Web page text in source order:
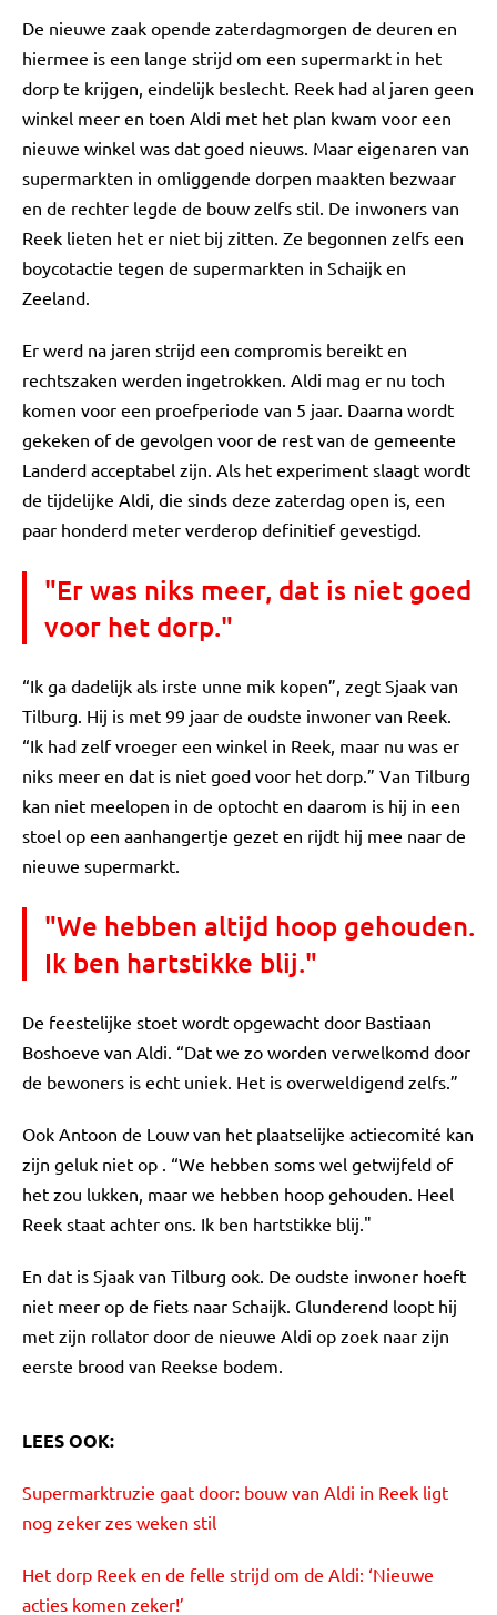
De nieuwe zaak opende zaterdagmorgen de deuren en
hiermee is een lange strijd om een supermarkt in het
dorp te krijgen, eindelijk beslecht. Reek had al jaren geen
winkel meer en toen Aldi met het plan kwam voor een
nieuwe winkel was dat goed nieuws. Maar eigenaren van
supermarkten in omliggende dorpen maakten bezwaar
en de rechter legde de bouw zelfs stil. De inwoners van
Reek lieten het er niet bij zitten. Ze begonnen zelfs een
boycotactie tegen de supermarkten in Schaijk en
Zeeland.
Er werd na jaren strijd een compromis bereikt en
rechtszaken werden ingetrokken. Aldi mag er nu toch
komen voor een proefperiode van 5 jaar. Daarna wordt
gekeken of de gevolgen voor de rest van de gemeente
Landerd acceptabel zijn. Als het experiment slaagt wordt
de tijdelijke Aldi, die sinds deze zaterdag open is, een
paar honderd meter verderop definitief gevestigd.
"Er was niks meer, dat is niet goed
voor het dorp."
“Ik ga dadelijk als irste unne mik kopen”, zegt Sjaak van
Tilburg. Hij is met 99 jaar de oudste inwoner van Reek.
“Ik had zelf vroeger een winkel in Reek, maar nu was er
niks meer en dat is niet goed voor het dorp.” Van Tilburg
kan niet meelopen in de optocht en daarom is hij in een
stoel op een aanhangertje gezet en rijdt hij mee naar de
nieuwe supermarkt.
"We hebben altijd hoop gehouden.
Ik ben hartstikke blij."
De feestelijke stoet wordt opgewacht door Bastiaan
Boshoeve van Aldi. “Dat we zo worden verwelkomd door
de bewoners is echt uniek. Het is overweldigend zelfs.”
Ook Antoon de Louw van het plaatselijke actiecomité kan
zijn geluk niet op . “We hebben soms wel getwijfeld of
het zou lukken, maar we hebben hoop gehouden. Heel
Reek staat achter ons. Ik ben hartstikke blij."
En dat is Sjaak van Tilburg ook. De oudste inwoner hoeft
niet meer op de fiets naar Schaijk. Glunderend loopt hij
met zijn rollator door de nieuwe Aldi op zoek naar zijn
eerste brood van Reekse bodem.
LEES OOK:
Supermarktruzie gaat door: bouw van Aldi in Reek ligt
nog zeker zes weken stil
Het dorp Reek en de felle strijd om de Aldi: ‘Nieuwe
acties komen zeker!’